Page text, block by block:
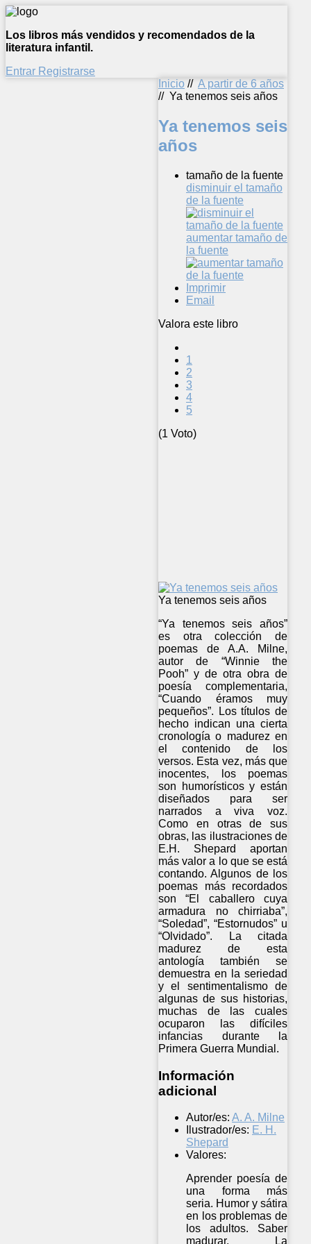
Los libros más vendidos y recomendados de la
literatura infantil.
Entrar Registrarse
Inicio // A partir de 6 años
// Ya tenemos seis años
Ya tenemos seis
años
tamaño de la fuente
disminuir el tamaño
de la fuente
aumentar tamaño de
la fuente
Imprimir
Email
Valora este libro
1
2
3
4
5
(1 Voto)
Ya tenemos seis años
“Ya tenemos seis años”
es otra colección de
poemas de A.A. Milne,
autor de “Winnie the
Pooh” y de otra obra de
poesía complementaria,
“Cuando éramos muy
pequeños”. Los títulos de
hecho indican una cierta
cronología o madurez en
el contenido de los
versos. Esta vez, más que
inocentes, los poemas
son humorísticos y están
diseñados para ser
narrados a viva voz.
Como en otras de sus
obras, las ilustraciones de
E.H. Shepard aportan
más valor a lo que se está
contando. Algunos de los
poemas más recordados
son “El caballero cuya
armadura no chirriaba”,
“Soledad”, “Estornudos” u
“Olvidado”. La citada
madurez de esta
antología también se
demuestra en la seriedad
y el sentimentalismo de
algunas de sus historias,
muchas de las cuales
ocuparon las difíciles
infancias durante la
Primera Guerra Mundial.
Información
adicional
Autor/es: A. A. Milne
Ilustrador/es: E. H.
Shepard
Valores:
Aprender poesía de
una forma más
seria. Humor y sátira
en los problemas de
los adultos. Saber
madurar. La